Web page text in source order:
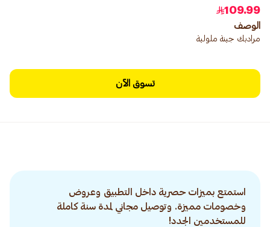
109.99
الوصف
مرادبك جبنة ملولبة
تسوق الآن
استمتع بميزات حصرية داخل التطبيق وعروض
وخصومات مميزة. وتوصيل مجاني لمدة سنة كاملة
للمستخدمين الجدد!